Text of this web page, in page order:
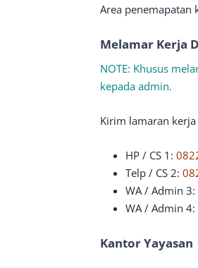
Area penemapatan
Melamar Kerja
NOTE: Khusus
kepada admin.
Kirim lamaran
HP / CS 1:
Telp / CS 2: 0
WA / Admin 3:
WA / Admin 4:
Kantor Yayasan